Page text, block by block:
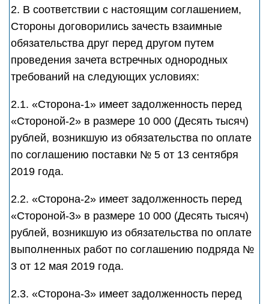
2. В соответствии с настоящим соглашением,
Стороны договорились зачесть взаимные
обязательства друг перед другом путем
проведения зачета встречных однородных
требований на следующих условиях:
2.1. «Сторона-1» имеет задолженность перед
«Стороной-2» в размере 10 000 (Десять тысяч)
рублей, возникшую из обязательства по оплате
по соглашению поставки № 5 от 13 сентября
2019 года.
2.2. «Сторона-2» имеет задолженность перед
«Стороной-3» в размере 10 000 (Десять тысяч)
рублей, возникшую из обязательства по оплате
выполненных работ по соглашению подряда №
3 от 12 мая 2019 года.
2.3. «Сторона-3» имеет задолженность перед